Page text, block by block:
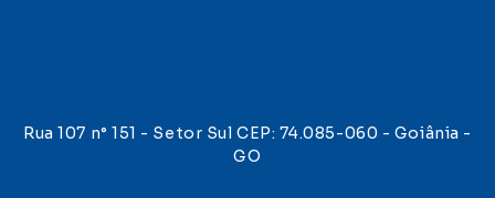
Rua 107 n° 151 - Setor Sul CEP: 74.085-060 - Goiânia -
GO